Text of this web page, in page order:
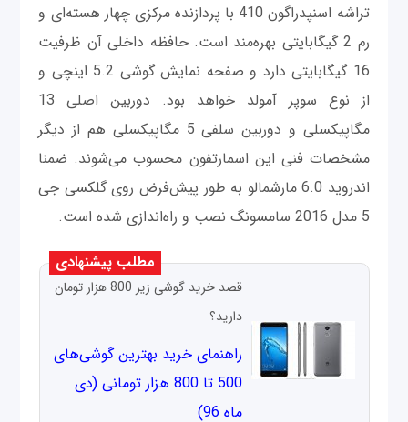
تراشه اسنپدراگون 410 با پردازنده مرکزی چهار هسته‌ای و
رم 2 گیگابایتی بهره‌مند است. حافظه داخلی آن ظرفیت
16 گیگابایتی دارد و صفحه نمایش گوشی 5.2 اینچی و
از نوع سوپر آمولد خواهد بود. دوربین اصلی 13
مگاپیکسلی و دوربین سلفی 5 مگاپیکسلی هم از دیگر
مشخصات فنی این اسمارتفون محسوب می‌شوند. ضمنا
اندروید 6.0 مارشمالو به طور پیش‌فرض روی گلکسی جی
5 مدل 2016 سامسونگ نصب و راه‌اندازی شده است.
مطلب پیشنهادی
قصد خرید گوشی زیر 800 هزار تومان
دارید؟
راهنمای خرید بهترین گوشی‌های
500 تا 800 هزار تومانی (دی
ماه 96)